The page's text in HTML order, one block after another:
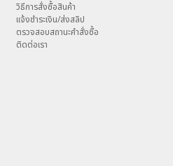
วิธีการสั่งซื้อสินค้า
แจ้งชำระเงิน/ส่งสลิป
ตรวจสอบสถานะคำสั่งซื้อ
ติดต่อเรา